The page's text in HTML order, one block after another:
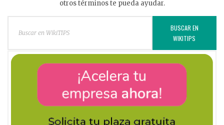
otros términos te pueda ayudar.
BUSCAR EN
WIKITIPS